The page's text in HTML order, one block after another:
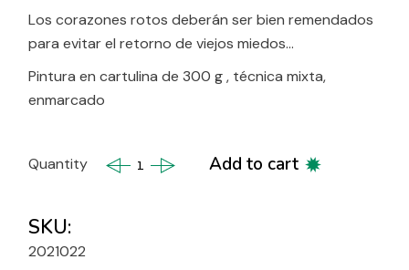
Los corazones rotos deberán ser bien remendados
para evitar el retorno de viejos miedos…
Pintura en cartulina de 300 g , técnica mixta,
enmarcado
Quantity
El corazón blindado quantityAdd to cart
SKU:
2021022